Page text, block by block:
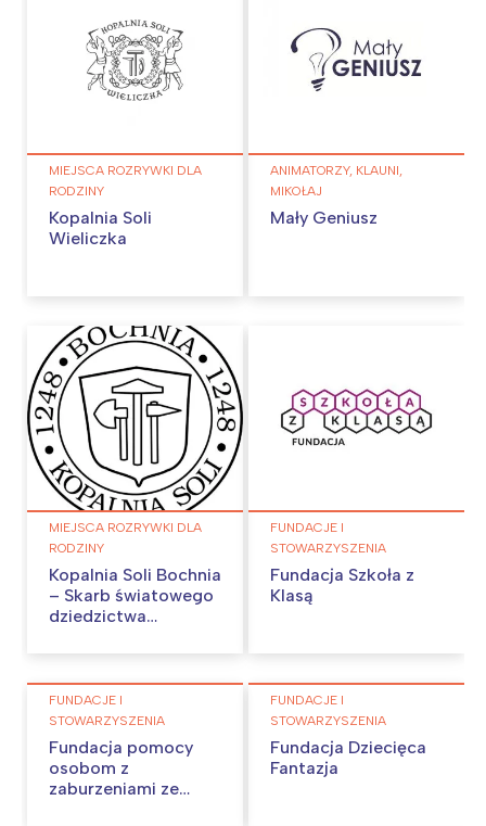
MIEJSCA ROZRYWKI DLA
RODZINY
Kopalnia Soli
Wieliczka
ANIMATORZY, KLAUNI,
MIKOŁAJ
Mały Geniusz
MIEJSCA ROZRYWKI DLA
RODZINY
Kopalnia Soli Bochnia
– Skarb światowego
dziedzictwa
FUNDACJE I
STOWARZYSZENIA
Fundacja Szkoła z
Klasą
FUNDACJE I
STOWARZYSZENIA
Fundacja pomocy
osobom z
zaburzeniami ze
FUNDACJE I
STOWARZYSZENIA
Fundacja Dziecięca
Fantazja